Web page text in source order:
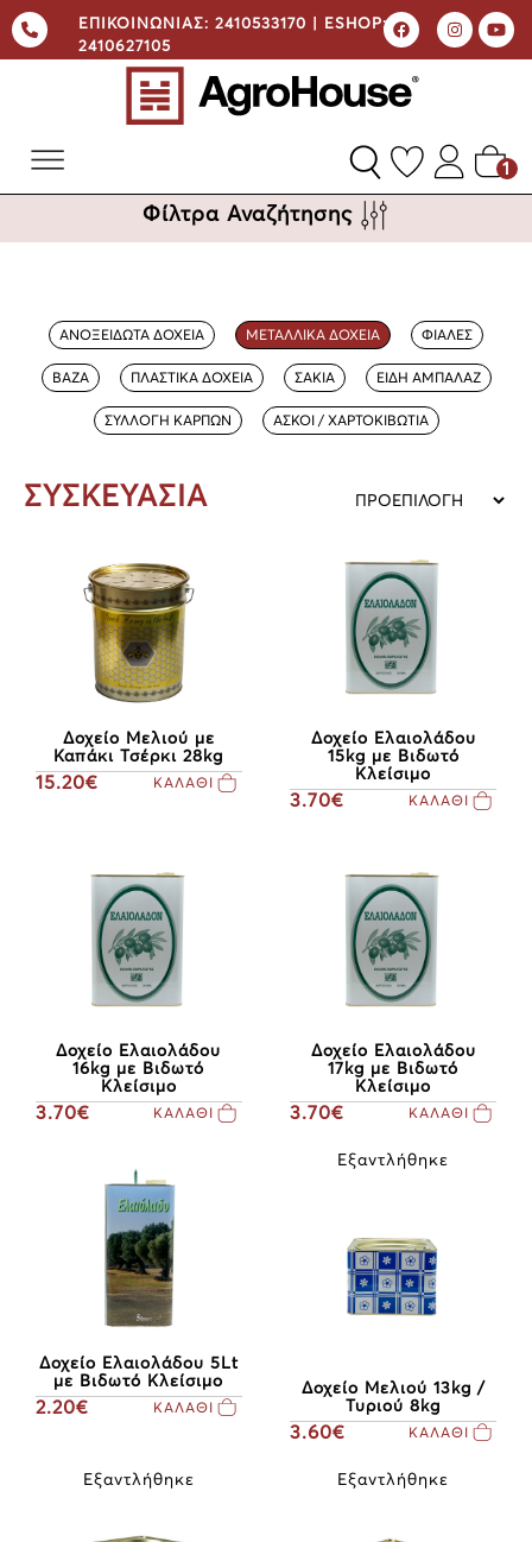
ΕΠΙΚΟΙΝΩΝΙΑΣ: 2410533170 | ESHOP:
2410627105
1
Φίλτρα Αναζήτησης
ΑΝΟΞΕΙΔΩΤΑ ΔΟΧΕΙΑ ΜΕΤΑΛΛΙΚΑ ΔΟΧΕΙΑ ΦΙΑΛΕΣ
ΒΑΖΑ ΠΛΑΣΤΙΚΑ ΔΟΧΕΙΑ ΣΑΚΙΑ ΕΙΔΗ ΑΜΠΑΛΑΖ
ΣΥΛΛΟΓΗ ΚΑΡΠΩΝ ΑΣΚΟΙ / ΧΑΡΤΟΚΙΒΩΤΙΑ
ΣΥΣΚΕΥΑΣΙΑ
Δοχείο Μελιού με
Καπάκι Τσέρκι 28kg
15.20€ ΚΑΛΑΘΙ
Δοχείο Ελαιολάδου
15kg με Βιδωτό
Κλείσιμο
3.70€ ΚΑΛΑΘΙ
Δοχείο Ελαιολάδου
16kg με Βιδωτό
Κλείσιμο
3.70€ ΚΑΛΑΘΙ
Δοχείο Ελαιολάδου
17kg με Βιδωτό
Κλείσιμο
3.70€ ΚΑΛΑΘΙ
Δοχείο Ελαιολάδου 5Lt
με Βιδωτό Κλείσιμο
2.20€ ΚΑΛΑΘΙ
Εξαντλήθηκε
Δοχείο Μελιού 13kg /
Τυριού 8kg
3.60€ ΚΑΛΑΘΙ
Εξαντλήθηκε Εξαντλήθηκε